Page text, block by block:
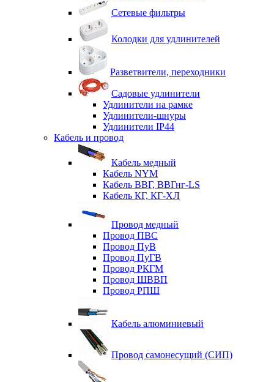
Сетевые фильтры
Колодки для удлинителей
Разветвители, переходники
Садовые удлинители
Удлинители на рамке
Удлинители-шнуры
Удлинители IP44
Кабель и провод
Кабель медный
Кабель NYM
Кабель ВВГ, ВВГнг-LS
Кабель КГ, КГ-ХЛ
Провод медный
Провод ПВС
Провод ПуВ
Провод ПуГВ
Провод РКГМ
Провод ШВВП
Провод РПШ
Кабель алюминиевый
Провод самонесущий (СИП)